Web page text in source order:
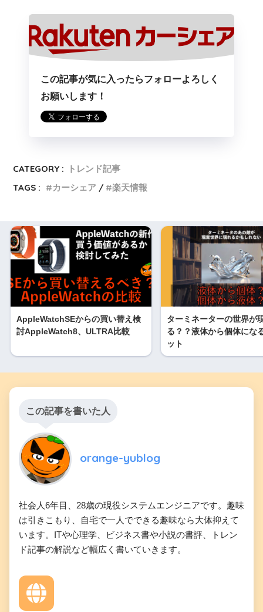
この記事が気に入ったらフォローよろしく
お願いします！
CATEGORY :
トレンド記事
TAGS :
カーシェア 楽天情報
AppleWatchSEからの買い替え検
討AppleWatch8、ULTRA比較
ターミネーターの世界が
る？？液体から個体にな
ット
この記事を書いた人
orange-yublog
社会人6年目、28歳の現役システムエンジニアです。趣味
は引きこもり、自宅で一人でできる趣味なら大体抑えて
います。ITや心理学、ビジネス書や小説の書評、トレン
ド記事の解説など幅広く書いていきます。